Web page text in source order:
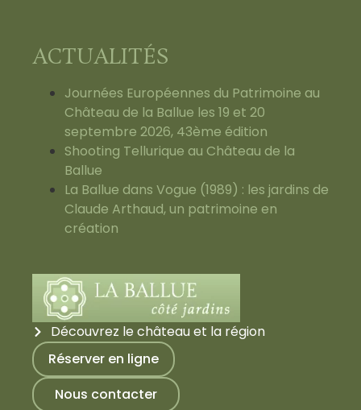
ACTUALITÉS
Journées Européennes du Patrimoine au
Château de la Ballue les 19 et 20
septembre 2026, 43ème édition
Shooting Tellurique au Château de la
Ballue
La Ballue dans Vogue (1989) : les jardins de
Claude Arthaud, un patrimoine en
création
Découvrez le château et la région
Réserver en ligne
Nous contacter